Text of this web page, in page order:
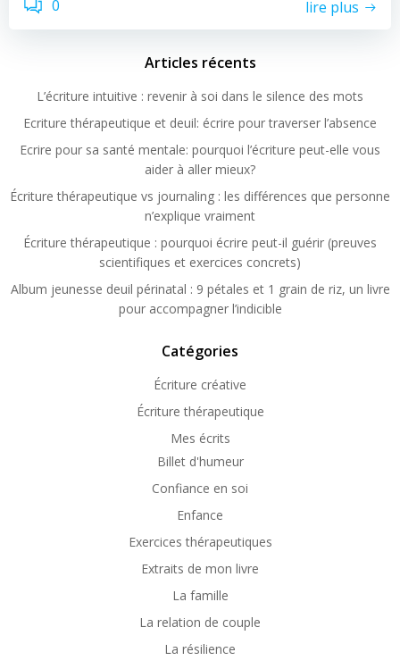
0 lire plus
Articles récents
L’écriture intuitive : revenir à soi dans le silence des mots
Ecriture thérapeutique et deuil: écrire pour traverser l’absence
Ecrire pour sa santé mentale: pourquoi l’écriture peut-elle vous
aider à aller mieux?
Écriture thérapeutique vs journaling : les différences que personne
n’explique vraiment
Écriture thérapeutique : pourquoi écrire peut-il guérir (preuves
scientifiques et exercices concrets)
Album jeunesse deuil périnatal : 9 pétales et 1 grain de riz, un livre
pour accompagner l’indicible
Catégories
Écriture créative
Écriture thérapeutique
Mes écrits
Billet d'humeur
Confiance en soi
Enfance
Exercices thérapeutiques
Extraits de mon livre
La famille
La relation de couple
La résilience